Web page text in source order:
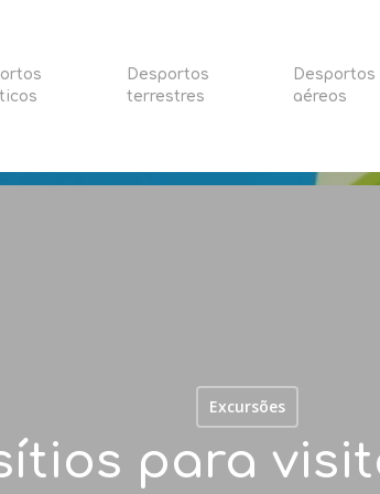
Desportos
terrestres
Desportos
aéreos
Excursões
para